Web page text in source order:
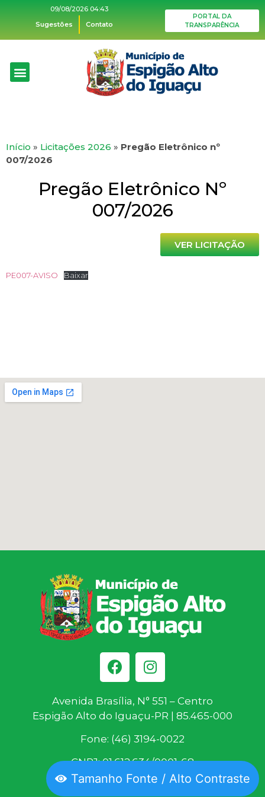
09/08/2026 04:43
Sugestões
Contato
PORTAL DA
TRANSPARÊNCIA
Início » Licitações 2026 » Pregão Eletrônico nº
007/2026
Pregão Eletrônico Nº
007/2026
VER LICITAÇÃO
PE007-AVISO Baixar
Avenida Brasília, N° 551 – Centro
Espigão Alto do Iguaçu-PR | 85.465-000
Fone: (46) 3194-0022
CNPJ: 01.612.634/0001-68
Tamanho Fonte / Alto Contraste